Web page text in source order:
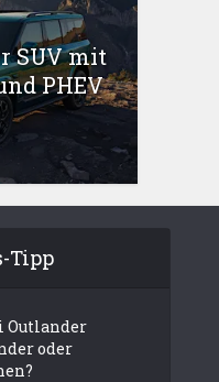
SUV mit
PHEV
Tipp
Outlander
oder